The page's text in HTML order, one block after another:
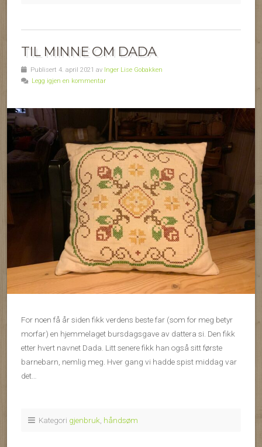
TIL MINNE OM DADA
Publisert 4. april 2021 av Inger Lise Gobakken
Legg igjen en kommentar
For noen få år siden fikk verdens beste far (som for meg betyr
morfar) en hjemmelaget bursdagsgave av dattera si. Den fikk
etter hvert navnet Dada. Litt senere fikk han også sitt første
barnebarn, nemlig meg. Hver gang vi hadde spist middag var
det…
Kategori gjenbruk håndsøm